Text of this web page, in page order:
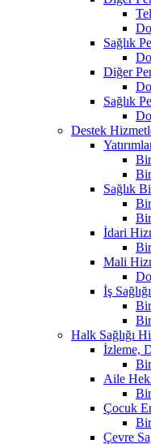
Sağlık
Diğer
Sağlık
Destek
Sağlık
İdari
Mali
İş
Halk Sağlığı
İzleme,
Aile
Çocuk
Çevre